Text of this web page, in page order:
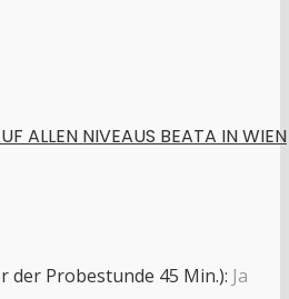
ALLEN NIVEAUS BEATA IN WIEN
der Probestunde 45 Min.): Ja